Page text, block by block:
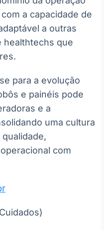
a capacidade de
a outras
healthtechs que
para a evolução
e painéis pode
e a
uma cultura
com